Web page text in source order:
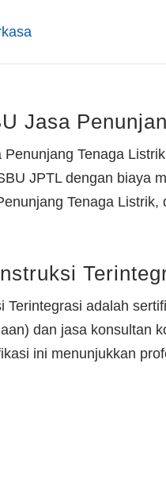
Jasa
Tenaga
JPTL dengan biaya
Tenaga
Terintegrasi adalah
dan jasa konsultan
ini menunjukkan